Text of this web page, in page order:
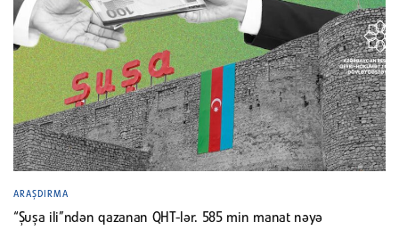
ARAŞDIRMA
“Şuşa ili”ndən qazanan QHT-lər. 585 min manat nəyə